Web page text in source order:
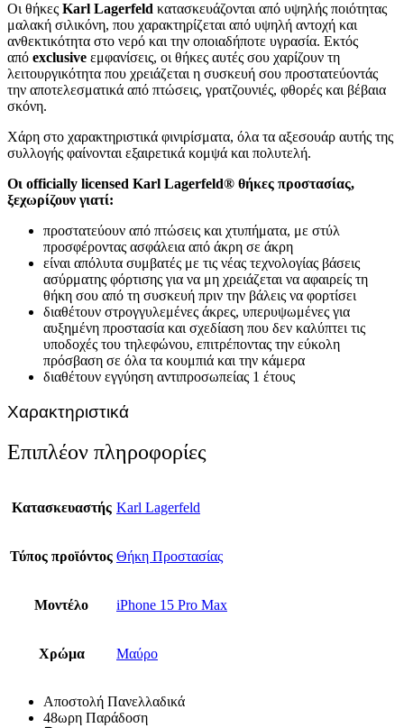
Οι θήκες Karl Lagerfeld κατασκευάζονται από υψηλής ποιότητας
μαλακή σιλικόνη, που χαρακτηρίζεται από υψηλή αντοχή και
ανθεκτικότητα στο νερό και την οποιαδήποτε υγρασία. Εκτός
από exclusive εμφανίσεις, οι θήκες αυτές σου χαρίζουν τη
λειτουργικότητα που χρειάζεται η συσκευή σου προστατεύοντάς
την αποτελεσματικά από πτώσεις, γρατζουνιές, φθορές και βέβαια
σκόνη.
Χάρη στο χαρακτηριστικά φινιρίσματα, όλα τα αξεσουάρ αυτής της
συλλογής φαίνονται εξαιρετικά κομψά και πολυτελή.
Οι officially licensed Karl Lagerfeld® θήκες προστασίας,
ξεχωρίζουν γιατί:
προστατεύουν από πτώσεις και χτυπήματα, με στύλ
προσφέροντας ασφάλεια από άκρη σε άκρη
είναι απόλυτα συμβατές με τις νέας τεχνολογίας βάσεις
ασύρματης φόρτισης για να μη χρειάζεται να αφαιρείς τη
θήκη σου από τη συσκευή πριν την βάλεις να φορτίσει
διαθέτουν στρογγυλεμένες άκρες, υπερυψωμένες για
αυξημένη προστασία και σχεδίαση που δεν καλύπτει τις
υποδοχές του τηλεφώνου, επιτρέποντας την εύκολη
πρόσβαση σε όλα τα κουμπιά και την κάμερα
διαθέτουν εγγύηση αντιπροσωπείας 1 έτους
Χαρακτηριστικά
Επιπλέον πληροφορίες
Κατασκευαστής Karl Lagerfeld
Τύπος προϊόντος Θήκη Προστασίας
Μοντέλο iPhone 15 Pro Max
Χρώμα Μαύρο
Αποστολή Πανελλαδικά
48ωρη Παράδοση